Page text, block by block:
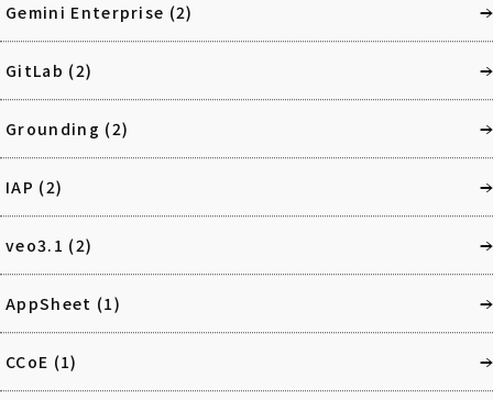
Gemini Enterprise (2)
GitLab (2)
Grounding (2)
IAP (2)
veo3.1 (2)
AppSheet (1)
CCoE (1)